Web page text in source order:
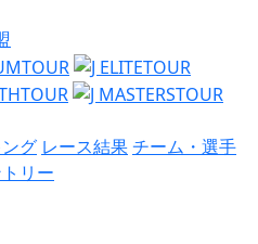
グ レース結果チーム・選手
リー